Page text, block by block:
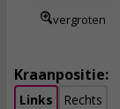
vergroten
Kraanpositie:
Links Rechts